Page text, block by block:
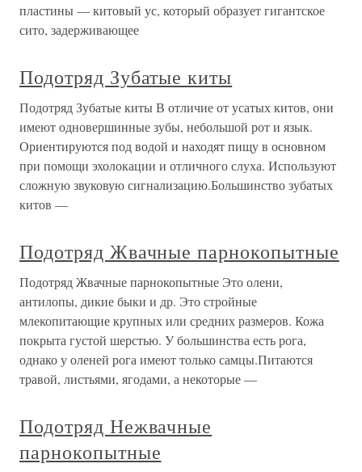
пластины — китовый ус, который образует гигантское
сито, задерживающее
Подотряд Зубатые киты
Подотряд Зубатые киты В отличие от усатых китов, они
имеют одновершинные зубы, небольшой рот и язык.
Ориентируются под водой и находят пищу в основном
при помощи эхолокации и отличного слуха. Используют
сложную звуковую сигнализацию.Большинство зубатых
китов —
Подотряд Жвачные парнокопытные
Подотряд Жвачные парнокопытные Это олени,
антилопы, дикие быки и др. Это стройные
млекопитающие крупных или средних размеров. Кожа
покрыта густой шерстью. У большинства есть рога,
однако у оленей рога имеют только самцы.Питаются
травой, листьями, ягодами, а некоторые —
Подотряд Нежвачные
парнокопытные